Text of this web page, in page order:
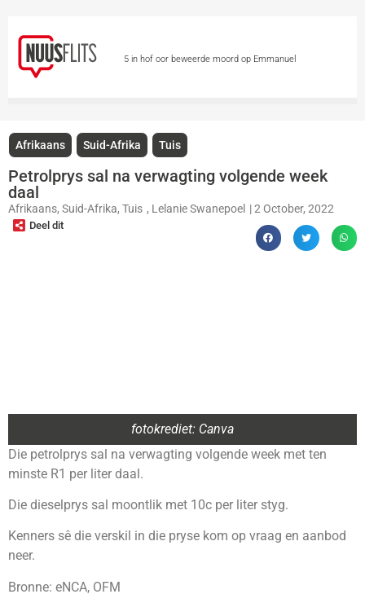
5 in hof oor beweerde moord op Emmanuel
Totsiens,
Afrikaans Suid-Afrika Tuis
Petrolprys sal na verwagting volgende week
daal
Afrikaans, Suid-Afrika, Tuis , Lelanie Swanepoel |2 October, 2022
Deel dit
fotokrediet: Canva
Die petrolprys sal na verwagting volgende week met ten
minste R1 per liter daal.
Die dieselprys sal moontlik met 10c per liter styg.
Kenners sê die verskil in die pryse kom op vraag en aanbod
neer.
Bronne: eNCA, OFM